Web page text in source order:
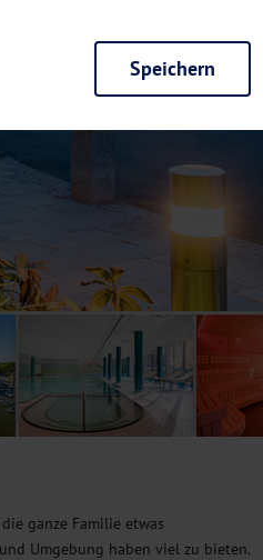
ganze Familie etwas
und Umgebung haben viel zu bieten.
ermöglichen beispielsweise
Seite schneller zur Verfügung zu
wir anonymisierte Daten für
Effekt bestimmter Seiten unseres
Facebook. Durch diese Dienste
Hinweise zu der Verarbeitung
Cookie-Einstellungen widerrufen.
zu Ihren Interessen anzuzeigen.
Speichern